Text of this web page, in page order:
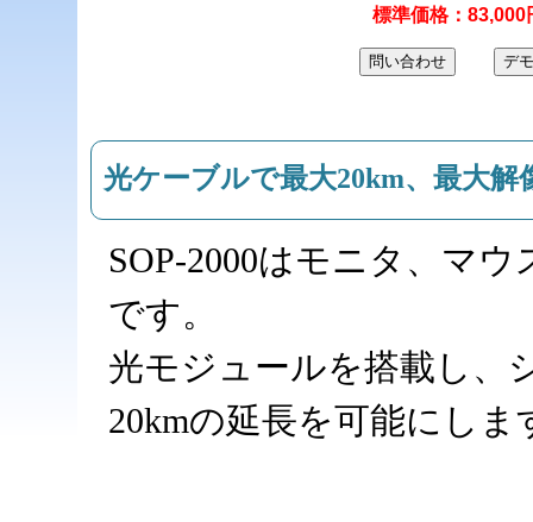
標準価格：83,000
光ケーブルで最大20km、最大解
SOP-2000はモニタ、マ
です。
光モジュールを搭載し、
20kmの延長を可能にしま